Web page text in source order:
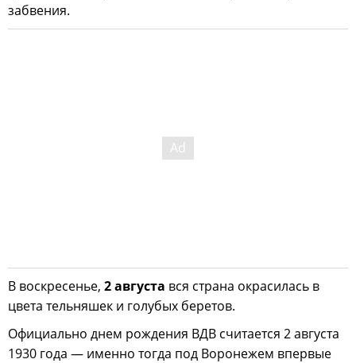
забвения.
В воскресенье, 2 августа вся страна окрасилась в
цвета тельняшек и голубых беретов.
Официально днем рождения ВДВ считается 2 августа
1930 года — именно тогда под Воронежем впервые